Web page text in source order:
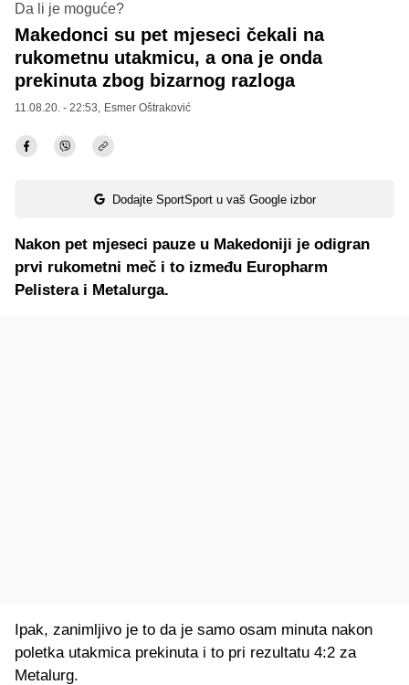
Da li je moguće?
Makedonci su pet mjeseci čekali na
rukometnu utakmicu, a ona je onda
prekinuta zbog bizarnog razloga
11.08.20. - 22:53, Esmer Oštraković
Dodajte SportSport u vaš Google izbor
Nakon pet mjeseci pauze u Makedoniji je odigran
prvi rukometni meč i to između Europharm
Pelistera i Metalurga.
Ipak, zanimljivo je to da je samo osam minuta nakon
poletka utakmica prekinuta i to pri rezultatu 4:2 za
Metalurg.